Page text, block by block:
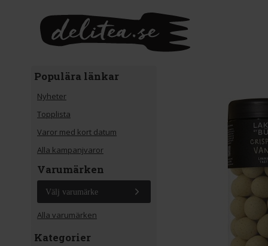
Populära länkar
Nyheter
Topplista
Varor med kort datum
Alla kampanjvaror
Varumärken
Välj varumärke
Alla varumärken
Kategorier